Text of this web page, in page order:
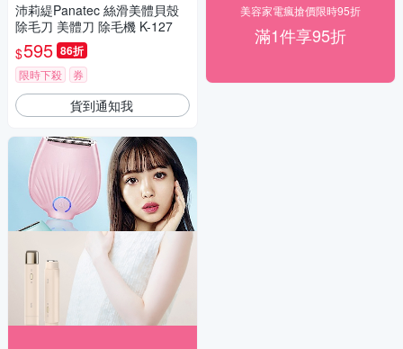
沛莉緹Panatec 絲滑美體貝殼
除毛刀 美體刀 除毛機 K-127
$595 86折
限時下殺 券
貨到通知我
美容家電瘋搶價限時95折
滿1件享95折